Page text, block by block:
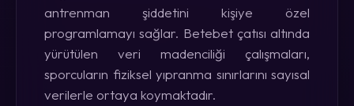
antrenman şiddetini kişiye özel
programlamayı sağlar. Betebet çatısı altında
yürütülen veri madenciliği çalışmaları,
sporcuların fiziksel yıpranma sınırlarını sayısal
verilerle ortaya koymaktadır.